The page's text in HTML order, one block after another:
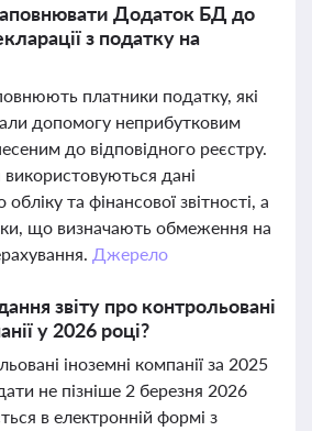
Додаток БД до
з податку на
платники податку, які
допомогу неприбутковим
до відповідного реєстру.
дані
та фінансової звітності, а
що визначають обмеження на
Джерело
звіту про контрольовані
у 2026 році?
іноземні компанії за 2025
не пізніше 2 березня 2026
в електронній формі з